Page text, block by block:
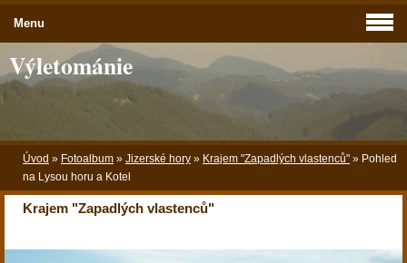
Výletománie
Úvod » Fotoalbum » Jizerské hory » Krajem "Zapadlých vlastenců" » Pohled
na Lysou horu a Kotel
Krajem "Zapadlých vlastenců"
Menu